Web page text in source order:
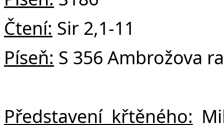
Čtení: Sir 2,1-11
Píseň: S 356 Ambrožova
Představení křtěného: